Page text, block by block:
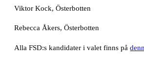
Viktor Kock, Österbotten
Rebecca Åkers, Österbotten
Alla FSD:s kandidater i valet finns på